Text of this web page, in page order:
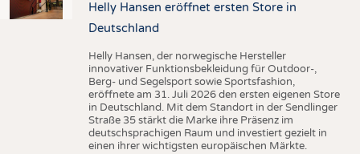
Helly Hansen eröffnet ersten Store in
Deutschland
Helly Hansen, der norwegische Hersteller
innovativer Funktionsbekleidung für Outdoor-,
Berg- und Segelsport sowie Sportsfashion,
eröffnete am 31. Juli 2026 den ersten eigenen Store
in Deutschland. Mit dem Standort in der Sendlinger
Straße 35 stärkt die Marke ihre Präsenz im
deutschsprachigen Raum und investiert gezielt in
einen ihrer wichtigsten europäischen Märkte.